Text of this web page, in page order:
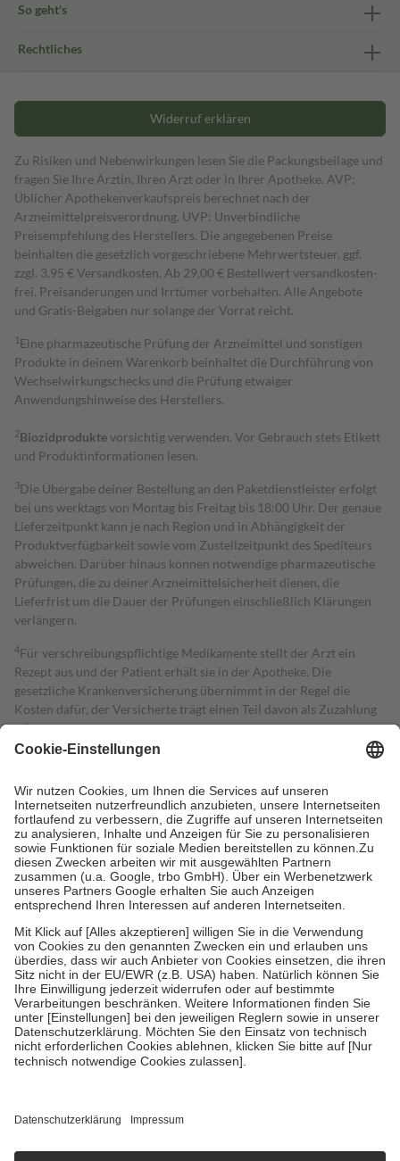
So geht's
Rechtliches
Widerruf erklären
Zu Risiken und Nebenwirkungen lesen Sie die Packungsbeilage und
fragen Sie Ihre Ärztin, Ihren Arzt oder in Ihrer Apotheke. AVP:
Üblicher Apothekenverkaufspreis berechnet nach der
Arzneimittelpreisverordnung. UVP: Unverbindliche
Preisempfehlung des Herstellers. Die angegebenen Preise
beinhalten die gesetzlich vorgeschriebene Mehrwertsteuer, ggf.
zzgl. 3,95 € Versandkosten. Ab 29,00 € Bestell­wert versand­kosten­
frei. Preisänderungen und Irrtümer vorbehalten. Alle Angebote
und Gratis-Beigaben nur solange der Vorrat reicht.
1 Eine pharmazeutische Prüfung der Arzneimittel und sonstigen
Produkte in deinem Warenkorb beinhaltet die Durchführung von
Wechselwirkungschecks und die Prüfung etwaiger
Anwendungshinweise des Herstellers.
2Biozidproduktevorsichtig verwenden. Vor Gebrauch stets Etikett
und Produktinformationen lesen.
3Die Übergabe deiner Bestellung an den Paketdienstleister erfolgt
bei uns werktags von Montag bis Freitag bis 18:00 Uhr. Der genaue
Lieferzeitpunkt kann je nach Region und in Abhängigkeit der
Produktverfügbarkeit sowie vom Zustellzeitpunkt des Spediteurs
abweichen. Darüber hinaus können notwendige pharmazeutische
Prüfungen, die zu deiner Arzneimittelsicherheit dienen, die
Lieferfrist um die Dauer der Prüfungen einschließlich Klärungen
verlängern.
4Für verschreibungspflichtige Medikamente stellt der Arzt ein
Rezept aus und der Patient erhält sie in der Apotheke. Die
gesetzliche Krankenversicherung übernimmt in der Regel die
Kosten dafür, der Versicherte trägt einen Teil davon als Zuzahlung
mit.
Grundsätzlich leisten Mitglieder Zuzahlungen in Höhe von zehn
höchstens zehn Euro.
Es sind jedoch nie mehr als die tatsächlichen
Kosten der Leistung zu entrichten.
Diese Regeln gelten grundsätzlich auch für Online-Apotheken.
Bei Heilmitteln und häuslicher Krankenpflege beträgt die
Zuzahlung zehn Prozent der Kosten sowie zehn Euro je
Verordnung.
Um das Engagement der Versicherten für ihre eigene Gesundheit zu
stärken und die besondere Stellung der Familie zu unterstützen,
fallenkeine Zuzahlungenan bei:
• Kindern und Jugendlichen bis zum vollendeten 18. Lebensjahr
mit Ausnahme der Fahrkosten
• Untersuchungen zur Vorsorge und Früherkennung, die von der
GKV getragen werden
• empfohlenen Schutzimpfungen
• Harn- und Blutteststreifen
getroffen, um sicherzustellen, dass es sich um echte Bewertungen
https://help.etrusted.com/hc/de/articles/4419944605341